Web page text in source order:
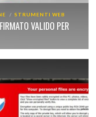
STRUMENTI WEB
VALIDO PER